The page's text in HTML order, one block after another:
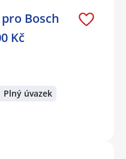
Bosch
Kč
Plný úvazek